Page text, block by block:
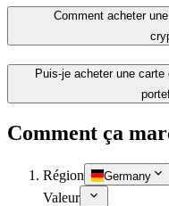
Comment acheter
Puis-je acheter une
Comment ça
Région Germany
Valeur